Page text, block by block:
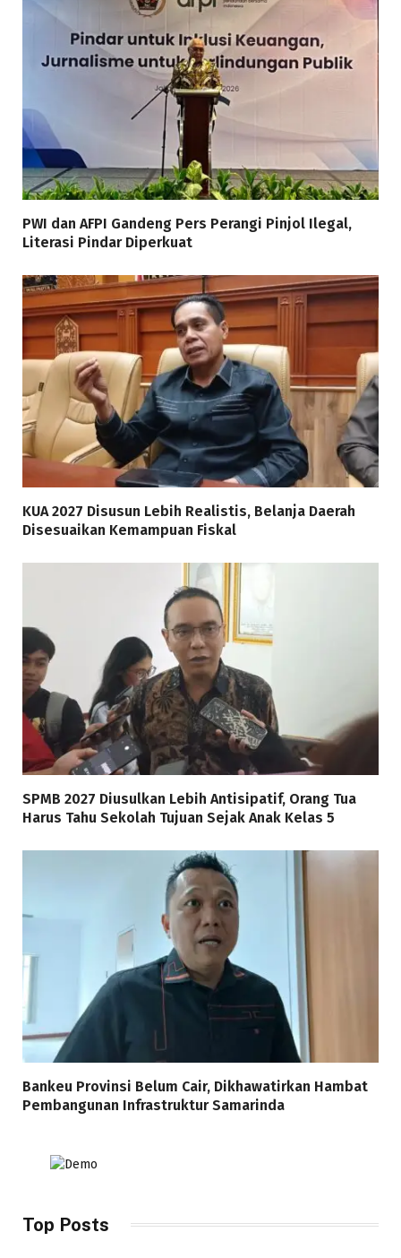
PWI dan AFPI Gandeng Pers Perangi Pinjol Ilegal,
Literasi Pindar Diperkuat
KUA 2027 Disusun Lebih Realistis, Belanja Daerah
Disesuaikan Kemampuan Fiskal
SPMB 2027 Diusulkan Lebih Antisipatif, Orang Tua
Harus Tahu Sekolah Tujuan Sejak Anak Kelas 5
Bankeu Provinsi Belum Cair, Dikhawatirkan Hambat
Pembangunan Infrastruktur Samarinda
Top Posts